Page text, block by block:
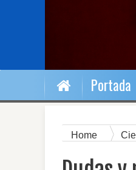
Portada
Home
DEA Santo